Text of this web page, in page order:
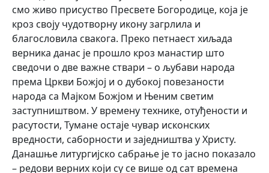
смо живо присуство Пресвете Богородице, која је
кроз своју чудотворну икону загрлила и
благословила свакога. Преко петнаест хиљада
верника данас је прошло кроз манастир што
сведочи о две важне ствари – о љубави народа
према Цркви Божјој и о дубокој повезаности
народа са Мајком Божјом и Њеним светим
заступништвом. У времену технике, отуђености и
расутости, Тумане остаје чувар исконских
вредности, саборности и заједништва у Христу.
Данашње литургијско сабрање је то јасно показало
– редови верних који су се више од сат времена